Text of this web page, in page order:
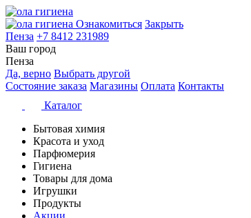
Ознакомиться Закрыть
Пенза +7 8412 231989
Ваш город
Пенза
Да, верно Выбрать другой
Состояние заказа Магазины Оплата Контакты
Каталог
Бытовая химия
Красота и уход
Парфюмерия
Гигиена
Товары для дома
Игрушки
Продукты
Акции